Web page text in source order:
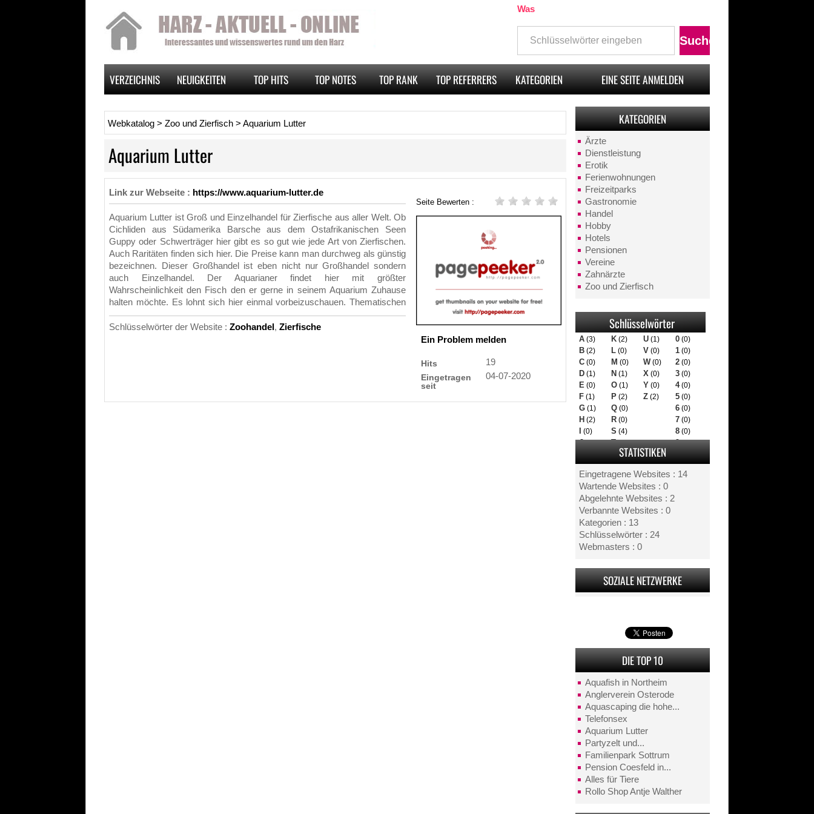
Was
VERZEICHNIS NEUIGKEITEN TOP HITS TOP NOTES TOP RANK TOP REFERRERS KATEGORIEN EINE SEITE ANMELDEN
KATEGORIEN
Ärzte
Dienstleistung
Erotik
Ferienwohnungen
Freizeitparks
Gastronomie
Handel
Hobby
Hotels
Pensionen
Vereine
Zahnärzte
Zoo und Zierfisch
Schlüsselwörter
A(3)
B(2)
C(0)
D(1)
E (0)
F(1)
G(1)
H (2)
(0)
J(0)
K(2)
L(0)
M (0)
N (1)
O(1)
P(2)
Q(0)
R(0)
S (4)
T(1)
U(1)
V(0)
W(0)
X (0)
Y(0)
Z(2)
0(0)
1(0)
2(0)
3(0)
4(0)
5(0)
6(0)
7(0)
8(0)
9(0)
STATISTIKEN
Eingetragene Websites : 14
Wartende Websites : 0
Abgelehnte Websites : 2
Verbannte Websites : 0
Kategorien : 13
Schlüsselwörter : 24
Webmasters : 0
SOZIALE NETZWERKE
DIE TOP 10
Aquafish in Northeim
Anglerverein Osterode
Aquascaping die hohe...
Telefonsex
Aquarium Lutter
Partyzelt und...
Familienpark Sottrum
Pension Coesfeld in...
Alles für Tiere
Rollo Shop Antje Walther
Webkatalog > Zoo und Zierfisch > Aquarium Lutter
Aquarium Lutter
Link zur Webseite : https://www.aquarium-lutter.de
Aquarium Lutter ist Groß und Einzelhandel für Zierfische aus aller Welt. Ob
Cichliden aus Südamerika Barsche aus dem Ostafrikanischen Seen
Guppy oder Schwerträger hier gibt es so gut wie jede Art von Zierfischen.
Auch Raritäten finden sich hier. Die Preise kann man durchweg als günstig
bezeichnen. Dieser Großhandel ist eben nicht nur Großhandel sondern
auch Einzelhandel. Der Aquarianer findet hier mit größter
Wahrscheinlichkeit den Fisch den er gerne in seinem Aquarium Zuhause
halten möchte. Es lohnt sich hier einmal vorbeizuschauen. Thematischen
Schlüsselwörter der Website : Zoohandel , Zierfische
Seite Bewerten :
Ein Problem melden
Hits
19
Eingetragen
seit
04-07-2020